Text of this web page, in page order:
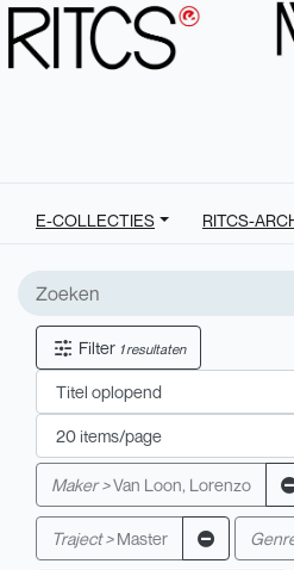
E-COLLECTIES RITCS-
Filter 1 resultaten
Maker >Van Loon, Lorenzo
Traject > Master